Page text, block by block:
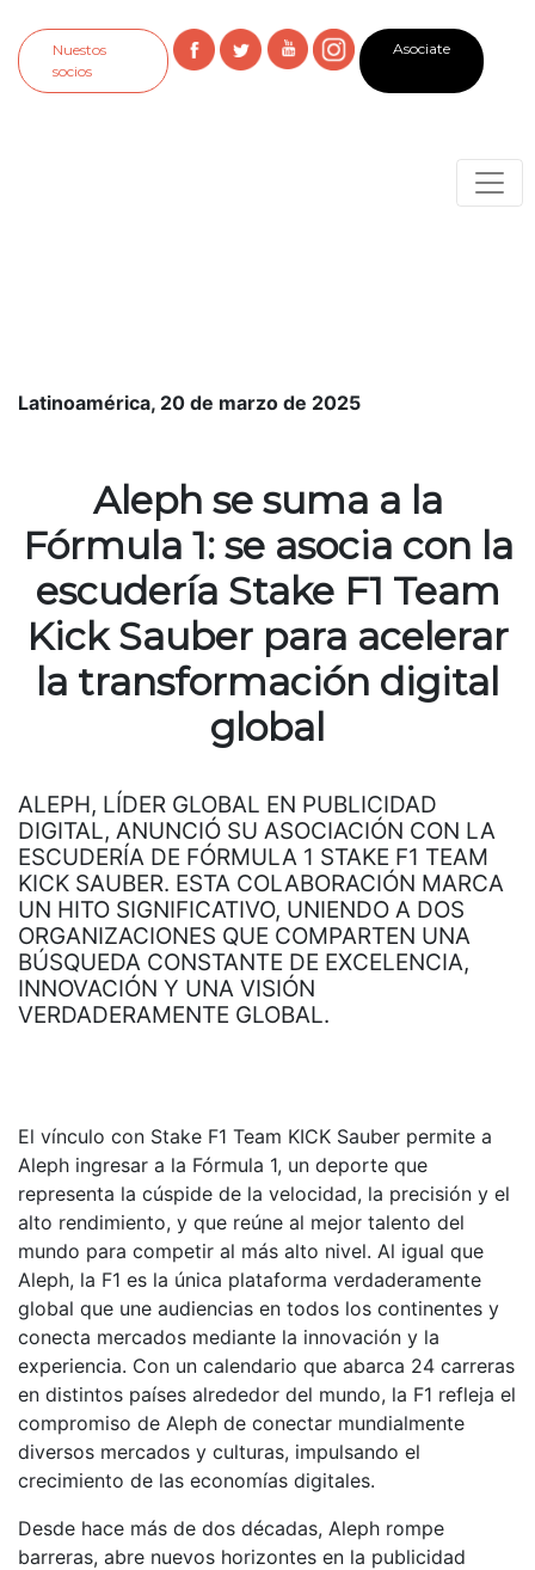
Nuestos
socios
Asociate
Latinoamérica, 20 de marzo de 2025
Aleph se suma a la
Fórmula 1: se asocia con la
escudería Stake F1 Team
Kick Sauber para acelerar
la transformación digital
global
ALEPH, LÍDER GLOBAL EN PUBLICIDAD
DIGITAL, ANUNCIÓ SU ASOCIACIÓN CON LA
ESCUDERÍA DE FÓRMULA 1 STAKE F1 TEAM
KICK SAUBER. ESTA COLABORACIÓN MARCA
UN HITO SIGNIFICATIVO, UNIENDO A DOS
ORGANIZACIONES QUE COMPARTEN UNA
BÚSQUEDA CONSTANTE DE EXCELENCIA,
INNOVACIÓN Y UNA VISIÓN
VERDADERAMENTE GLOBAL.
El vínculo con Stake F1 Team KICK Sauber permite a
Aleph ingresar a la Fórmula 1, un deporte que
representa la cúspide de la velocidad, la precisión y el
alto rendimiento, y que reúne al mejor talento del
mundo para competir al más alto nivel. Al igual que
Aleph, la F1 es la única plataforma verdaderamente
global que une audiencias en todos los continentes y
conecta mercados mediante la innovación y la
experiencia. Con un calendario que abarca 24 carreras
en distintos países alrededor del mundo, la F1 refleja el
compromiso de Aleph de conectar mundialmente
diversos mercados y culturas, impulsando el
crecimiento de las economías digitales.
Desde hace más de dos décadas, Aleph rompe
barreras, abre nuevos horizontes en la publicidad